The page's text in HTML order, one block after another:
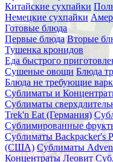
Китайские сухпайки
Немецкие сухпайки
Готовые блюда
Первые блюда Вторые
Тушенка кронидов
Еда быстрого
Сушеные овощи Блюда
Блюда не требующие
Сублиматы и
Сублиматы
Trek'n Eat (Германия)
Сублимированные
Сублиматы
(США) Сублиматы
Концентраты Леовит